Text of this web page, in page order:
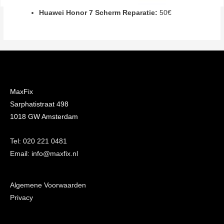
Huawei Honor 7 Scherm Reparatie: 50€
MaxFix
Sarphatistraat 498
1018 GW Amsterdam
Tel: 020 221 0481
Email: info@maxfix.nl
Algemene Voorwaarden
Privacy